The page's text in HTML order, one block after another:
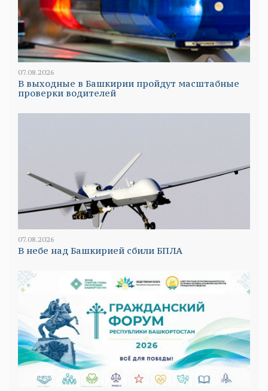
07.08.2026
В выходные в Башкирии пройдут масштабные
проверки водителей
07.08.2026
В небе над Башкирией сбили БПЛА